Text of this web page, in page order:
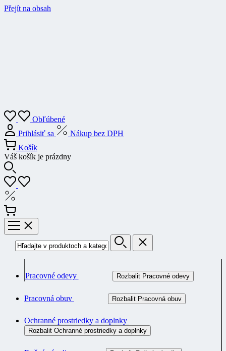
Přejít na obsah
Obľúbené
Prihlásiť sa
Nákup bez DPH
Košík
Váš košík je prázdny
Pracovné odevy Rozbalit Pracovné odevy
Pracovná obuv Rozbalit Pracovná obuv
Ochranné prostriedky a doplnky
Rozbalit Ochranné prostriedky a doplnky